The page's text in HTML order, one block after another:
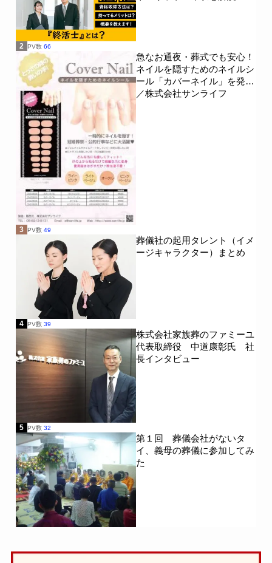
2 PV数 66
急なお通夜・葬式でも安心！
ネイルを隠すためのネイルシ
ール「カバーネイル」を発売
／株式会社サンライフ
3 PV数 49
葬儀社の起用タレント（イメ
ージキャラクター）まとめ
4 PV数 39
株式会社家族葬のファミーユ
代表取締役 中道康彰氏 社
長インタビュー
5 PV数 32
第１回 葬儀会社がないタ
イ、義母の葬儀に参加してみ
た